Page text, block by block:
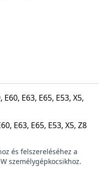
E63, E65, E53, X5, Z8
és felszereléséhez a
személygépkocsikhoz.